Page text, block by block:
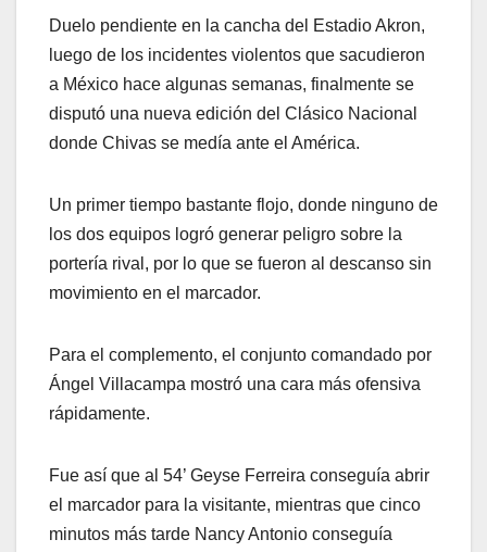
Duelo pendiente en la cancha del Estadio Akron,
luego de los incidentes violentos que sacudieron
a México hace algunas semanas, finalmente se
disputó una nueva edición del Clásico Nacional
donde Chivas se medía ante el América.
Un primer tiempo bastante flojo, donde ninguno de
los dos equipos logró generar peligro sobre la
portería rival, por lo que se fueron al descanso sin
movimiento en el marcador.
Para el complemento, el conjunto comandado por
Ángel Villacampa mostró una cara más ofensiva
rápidamente.
Fue así que al 54’ Geyse Ferreira conseguía abrir
el marcador para la visitante, mientras que cinco
minutos más tarde Nancy Antonio conseguía